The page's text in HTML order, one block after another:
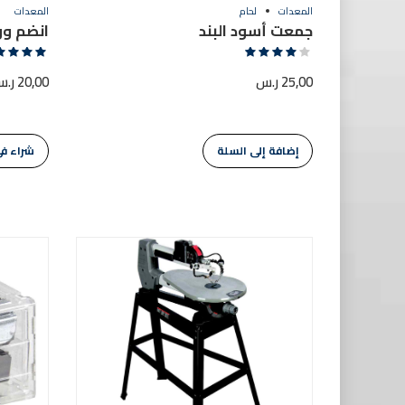
المعدات
انضم
من 5
20,00
شراء
المعدات لحام
جمعت أسود البند
من 5
25,00ر.س
إضافة إلى السلة